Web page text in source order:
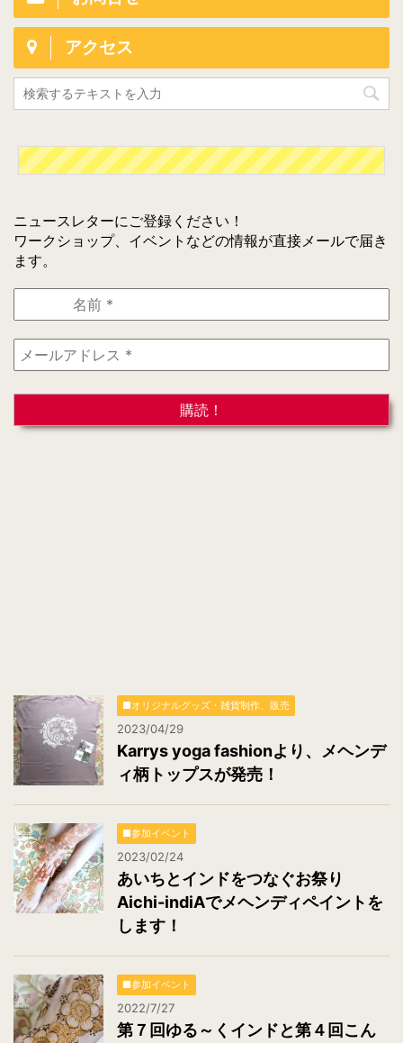
アクセス
ニュースレターにご登録ください！
ワークショップ、イベントなどの情報が直接メールで届き
ます。
前
*
ー
ド
■オリジナルグッズ・雑貨制作、販売
2023/04/29
Karrys yoga fashionより、メヘンデ
ィ柄トップスが発売！
■参加イベント
2023/02/24
あいちとインドをつなぐお祭り
Aichi-indiAでメヘンディペイントを
します！
■参加イベント
2022/7/27
第７回ゆる～くインドと第４回こん